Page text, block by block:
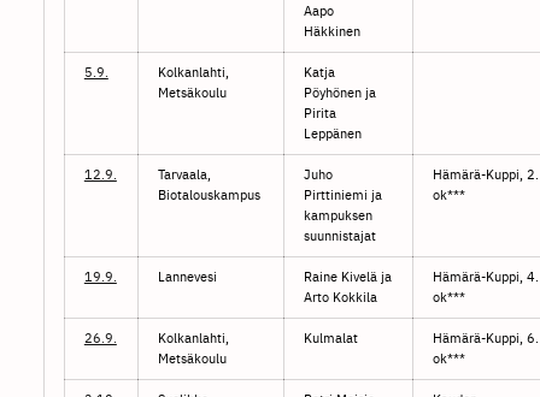
Aapo
Häkkinen
5.9.
Kolkanlahti,
Metsäkoulu
Katja
Pöyhönen ja
Pirita
Leppänen
12.9.
Tarvaala,
Biotalouskampus
Juho
Pirttiniemi ja
kampuksen
suunnistajat
Hämärä-Kuppi, 2.
ok***
19.9. Lannevesi
Raine Kivelä ja
Arto Kokkila
Hämärä-Kuppi, 4.
ok***
26.9.
Kolkanlahti,
Metsäkoulu
Kulmalat
Hämärä-Kuppi, 6.
ok***